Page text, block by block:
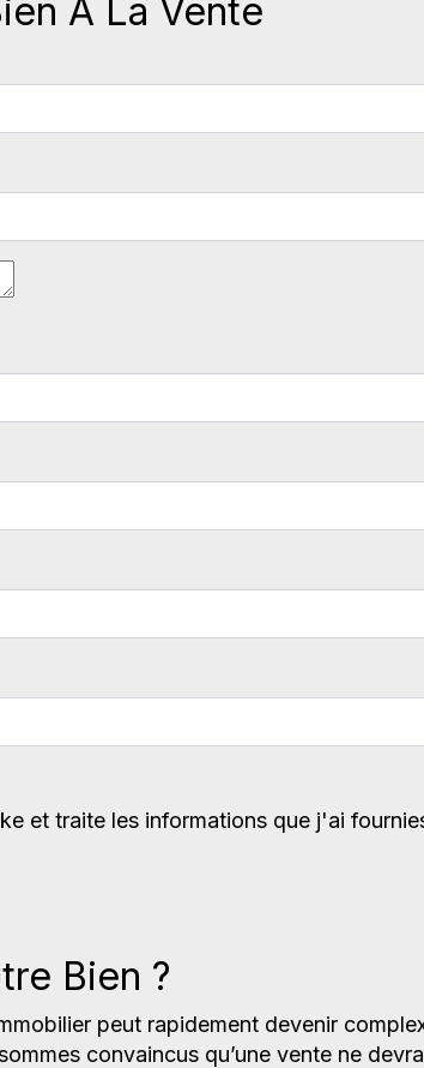
À La Vente
et traite les informations que j'ai
Bien ?
peut rapidement devenir
convaincus qu’une vente ne